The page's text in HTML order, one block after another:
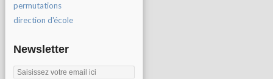
permutations
direction d'école
Newsletter